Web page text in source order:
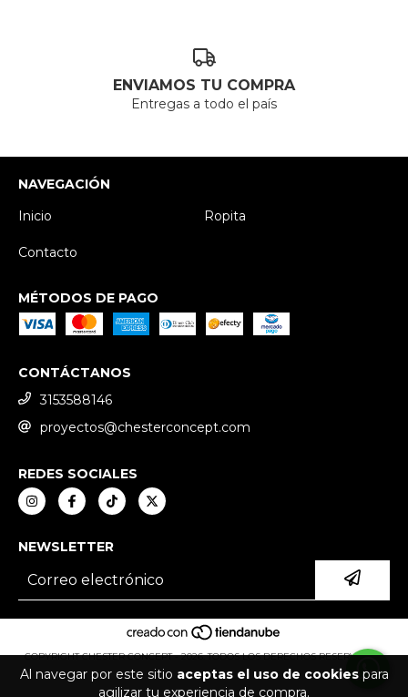
Al navegar por este sitio aceptas el uso de cookiespara
agilizar tu experiencia de compra.
ENVIAMOS TU COMPRA
Entregas a todo el país
NAVEGACIÓN
Inicio
Ropita
Contacto
MÉTODOS DE PAGO
CONTÁCTANOS
3153588146
proyectos@chesterconcept.com
REDES SOCIALES
NEWSLETTER
COPYRIGHT CHESTER CONCEPT - 2026. TODOS LOS DERECHOS RESERVADOS.